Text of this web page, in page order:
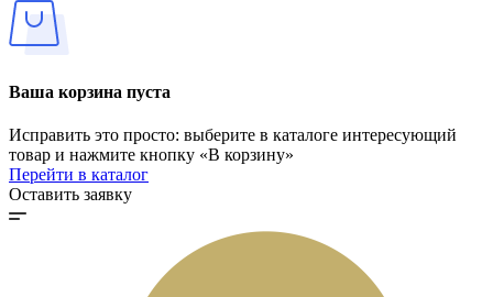
Ваша корзина пуста
Исправить это просто: выберите в каталоге интересующий
товар и нажмите кнопку «В корзину»
Перейти в каталог
Оставить заявку